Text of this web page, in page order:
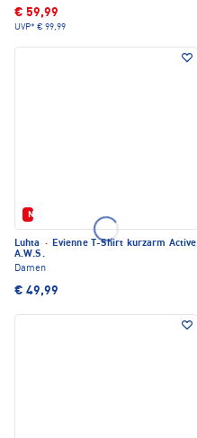
€ 59,99
UVP* € 99,99
Neu
Luhta · Evienne T-Shirt kurzarm Active
A.W.S.
Damen
€ 49,99